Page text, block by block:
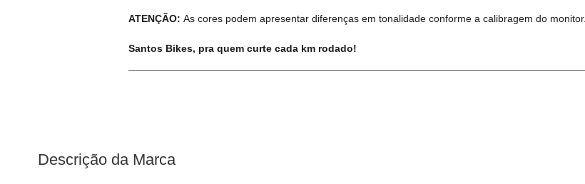
ATENÇÃO: As cores podem apresentar diferenças em tonalidade conforme a calibragem do monitor.
Santos Bikes, pra quem curte cada km rodado!
Descrição da Marca